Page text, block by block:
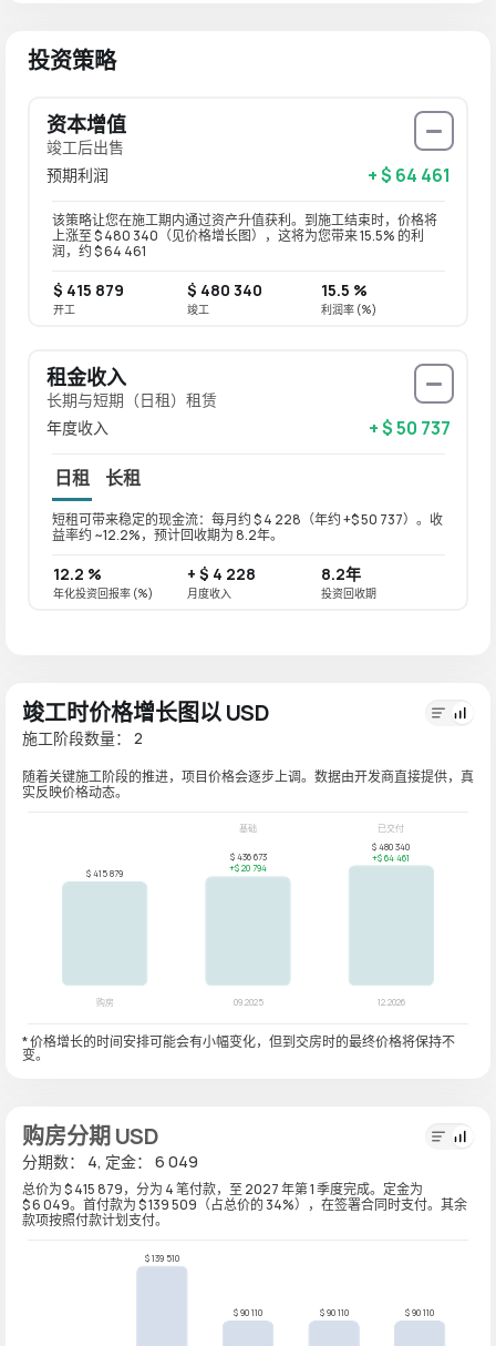
投资策略
资本增值
竣工后出售
预期利润
+ $ 64 461
该策略让您在施工期内通过资产升值获利。到施工结束时，价格将
上涨至 $ 480 340（见价格增长图），这将为您带来 15.5% 的利
润，约 $ 64 461
$ 415 879
开工
$ 480 340
竣工
15.5 %
利润率 (%)
租金收入
长期与短期（日租）租赁
年度收入
+ $ 50 737
日租 长租
短租可带来稳定的现金流：每月约 $ 4 228（年约 +$ 50 737）。收
益率约 ~12.2%，预计回收期为 8.2年。
12.2 %
年化投资回报率 (%)
+ $ 4 228
月度收入
8.2年
投资回收期
竣工时价格增长图以 USD
施工阶段数量： 2
随着关键施工阶段的推进，项目价格会逐步上调。数据由开发商直接提供，真
实反映价格动态。
* 价格增长的时间安排可能会有小幅变化，但到交房时的最终价格将保持不
变。
购房分期 USD
分期数： 4, 定金： 6 049
总价为 $ 415 879，分为 4 笔付款，至 2027 年第 1 季度完成。定金为
$ 6 049。首付款为 $ 139 509（占总价的 34%），在签署合同时支付。其余
款项按照付款计划支付。